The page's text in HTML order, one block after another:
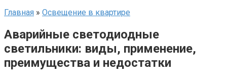
Главная » Освещение в квартире
Аварийные светодиодные
светильники: виды, применение,
преимущества и недостатки